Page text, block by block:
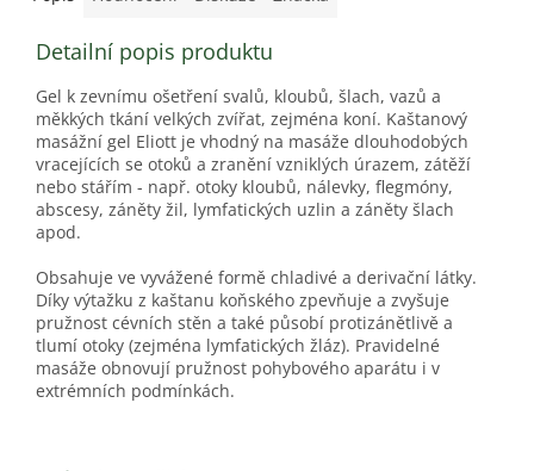
Detailní popis produktu
Gel k zevnímu ošetření svalů, kloubů, šlach, vazů a
měkkých tkání velkých zvířat, zejména koní. Kaštanový
masážní gel Eliott je vhodný na masáže dlouhodobých
vracejících se otoků a zranění vzniklých úrazem, zátěží
nebo stářím - např. otoky kloubů, nálevky, flegmóny,
abscesy, záněty žil, lymfatických uzlin a záněty šlach
apod.
Obsahuje ve vyvážené formě chladivé a derivační látky.
Díky výtažku z kaštanu koňského zpevňuje a zvyšuje
pružnost cévních stěn a také působí protizánětlivě a
tlumí otoky (zejména lymfatických žláz). Pravidelné
masáže obnovují pružnost pohybového aparátu i v
extrémních podmínkách.